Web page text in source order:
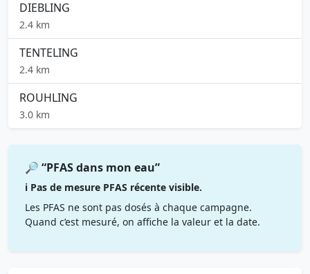
DIEBLING
2.4 km
TENTELING
2.4 km
ROUHLING
3.0 km
🔎 “PFAS dans mon eau”
ℹ️ Pas de mesure PFAS récente visible.
Les PFAS ne sont pas dosés à chaque campagne.
Quand c’est mesuré, on affiche la valeur et la date.